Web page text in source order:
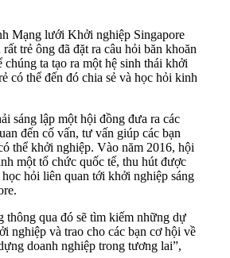
Mạng lưới Khởi nghiệp Singapore
trẻ ông đã đặt ra câu hỏi băn khoăn
chúng ta tạo ra một hệ sinh thái khởi
có thể đến đó chia sẻ và học hỏi kinh
sáng lập một hội đồng đưa ra các
đến cố vấn, tư vấn giúp các bạn
thể khởi nghiệp. Vào năm 2016, hội
một tổ chức quốc tế, thu hút được
hỏi liên quan tới khởi nghiệp sáng
thông qua đó sẽ tìm kiếm những dự
nghiệp và trao cho các bạn cơ hội về
doanh nghiệp trong tương lai”,